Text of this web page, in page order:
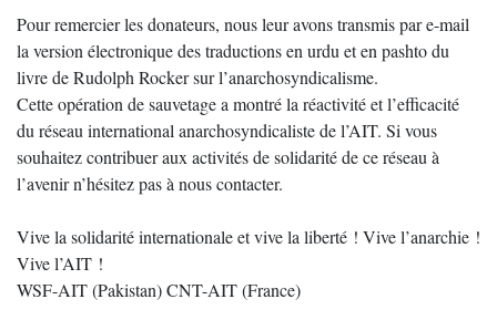
Pour remercier les donateurs, nous leur avons transmis par e-mail
la version électronique des traductions en urdu et en pashto du
livre de Rudolph Rocker sur l’anarchosyndicalisme.
Cette opération de sauvetage a montré la réactivité et l’efficacité
du réseau international anarchosyndicaliste de l’AIT. Si vous
souhaitez contribuer aux activités de solidarité de ce réseau à
l’avenir n’hésitez pas à nous contacter.
Vive la solidarité internationale et vive la liberté ! Vive l’anarchie !
Vive l’AIT !
WSF-AIT (Pakistan) CNT-AIT (France)